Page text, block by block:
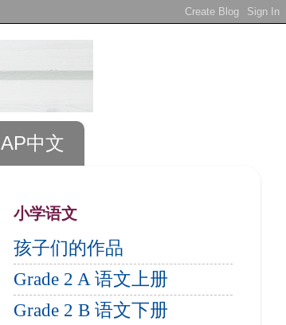
AP中文
小学语文
孩子们的作品
Grade 2 A 语文上册
Grade 2 B 语文下册